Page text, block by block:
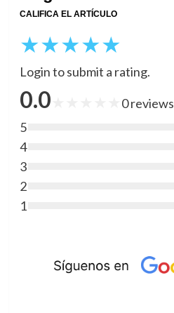
CALIFICA EL ARTÍCULO
★★★★★
Login to submit a rating.
0.0 0 reviews
5
4
3
2
1